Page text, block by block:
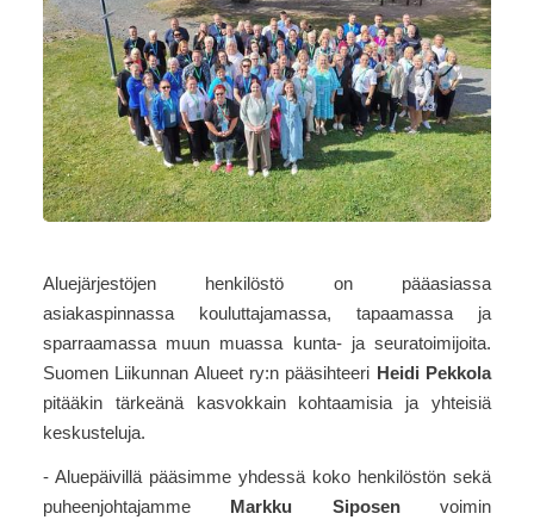
Aluejärjestöjen henkilöstö on pääasiassa
asiakaspinnassa kouluttajamassa, tapaamassa ja
sparraamassa muun muassa kunta- ja seuratoimijoita.
Suomen Liikunnan Alueet ry:n pääsihteeri Heidi Pekkola
pitääkin tärkeänä kasvokkain kohtaamisia ja yhteisiä
keskusteluja.
- Aluepäivillä pääsimme yhdessä koko henkilöstön sekä
puheenjohtajamme
Markku Siposenvoimin